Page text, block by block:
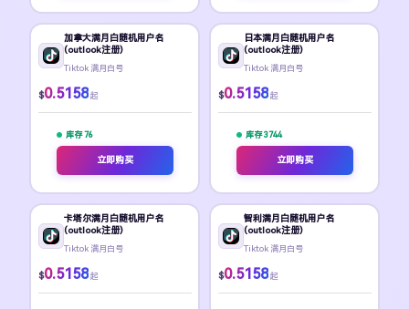
加拿大满月白随机用户名
(outlook注册)
Tiktok 满月白号
$0.5158 起
库存 76
立即购买
日本满月白随机用户名
(outlook注册)
Tiktok 满月白号
$0.5158 起
库存 3744
立即购买
卡塔尔满月白随机用户名
(outlook注册)
Tiktok 满月白号
$0.5158 起
智利满月白随机用户名
(outlook注册)
Tiktok 满月白号
$0.5158 起